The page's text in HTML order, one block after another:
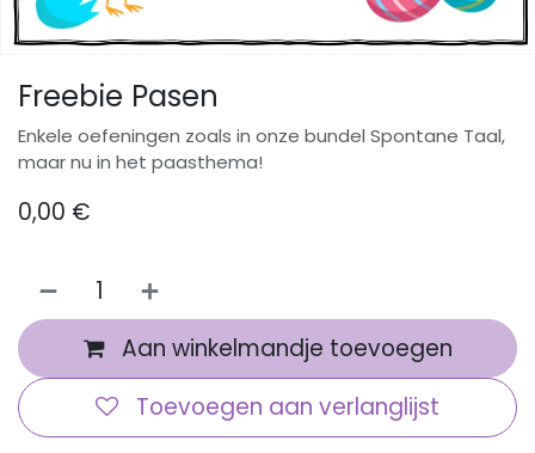
Freebie Pasen
Enkele oefeningen zoals in onze bundel Spontane Taal,
maar nu in het paasthema!
0,00 €
Aan winkelmandje toevoegen
Toevoegen aan verlanglijst